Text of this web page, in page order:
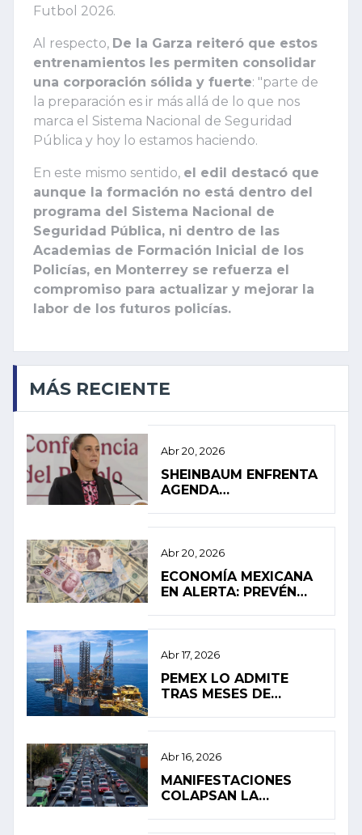
Futbol 2026.
Al respecto, De la Garza reiteró que estos
entrenamientos les permiten consolidar
una corporación sólida y fuerte: "parte de
la preparación es ir más allá de lo que nos
marca el Sistema Nacional de Seguridad
Pública y hoy lo estamos haciendo.
En este mismo sentido, el edil destacó que
aunque la formación no está dentro del
programa del Sistema Nacional de
Seguridad Pública, ni dentro de las
Academias de Formación Inicial de los
Policías, en Monterrey se refuerza el
compromiso para actualizar y mejorar la
labor de los futuros policías.
MÁS RECIENTE
Abr 20, 2026
SHEINBAUM ENFRENTA
AGENDA
Abr 20, 2026
ECONOMÍA MEXICANA
EN ALERTA: PREVÉN
Abr 17, 2026
PEMEX LO ADMITE
TRAS MESES DE
GOLFO DE MÉXICO
Abr 16, 2026
MANIFESTACIONES
COLAPSAN LA